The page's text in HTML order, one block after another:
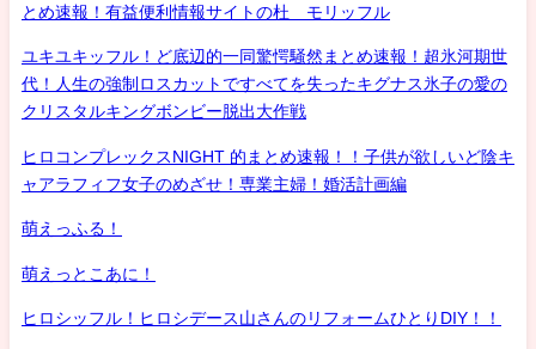
とめ速報！有益便利情報サイトの杜 モリッフル
ユキユキッフル！ど底辺的一同驚愕騒然まとめ速報！超氷河期世
代！人生の強制ロスカットですべてを失ったキグナス氷子の愛の
クリスタルキングボンビー脱出大作戦
ヒロコンプレックスNIGHT 的まとめ速報！！子供が欲しいど陰キ
ャアラフィフ女子のめざせ！専業主婦！婚活計画編
萌えっふる！
萌えっとこあに！
ヒロシッフル！ヒロシデース山さんのリフォームひとりDIY！！